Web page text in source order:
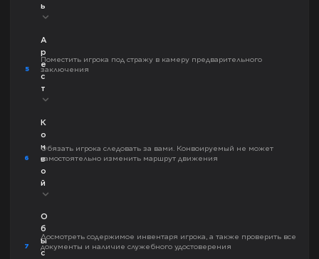
ь
5
А
р
е
с
т
Поместить игрока под стражу в камеру предварительного
заключения
6
К
о
н
в
о
й
Обязать игрока следовать за вами. Конвоируемый не может
самостоятельно изменить маршрут движения
7
О
б
ы
с
Досмотреть содержимое инвентаря игрока, а также проверить все
документы и наличие служебного удостоверения